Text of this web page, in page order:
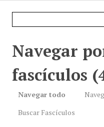
Navegar
fascículos
Navegar todo
Buscar Fascículos